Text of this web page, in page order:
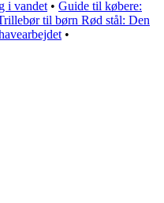
i vandet • Guide til købere:
til børn Rød stål: Den
•